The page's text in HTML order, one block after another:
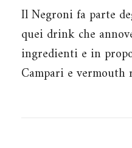
Il Negroni fa parte
quei drink che
ingredienti e in
Campari e vermouth